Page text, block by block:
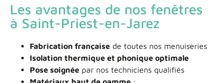
Les avantages de nos fenêtres
à Saint-Priest-en-Jarez
Fabrication française de toutes nos menuiseries
Isolation thermique et phonique optimale
Pose soignée par nos techniciens qualifiés